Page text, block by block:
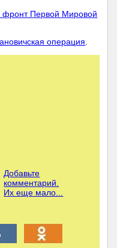
фронт Первой Мировой
операция.
Добавьте
комментарий.
Их еще мало...